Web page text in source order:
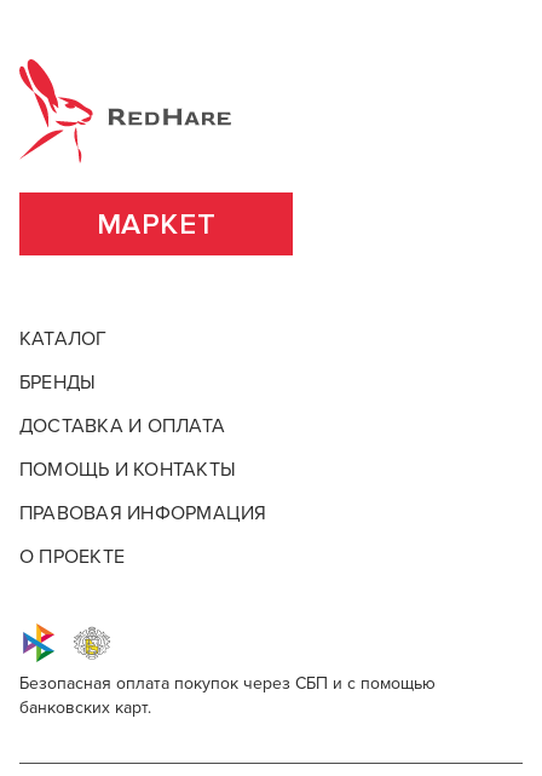
МАРКЕТ
КАТАЛОГ
БРЕНДЫ
ДОСТАВКА И ОПЛАТА
ПОМОЩЬ И КОНТАКТЫ
ПРАВОВАЯ ИНФОРМАЦИЯ
О ПРОЕКТЕ
Безопасная оплата покупок через СБП и с помощью
банковских карт.
КРАСКА ДЛЯ БРОВЕЙ И РЕСНИЦ OLLIN
Краска для бровей и ресниц Ollin
Опишите, что бы вы хотели видеть в